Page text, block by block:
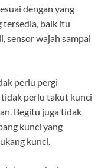
dengan yang
baik itu
sensor wajah sampai
perlu pergi
tidak perlu takut kunci
Begitu juga tidak
kunci yang
kunci.